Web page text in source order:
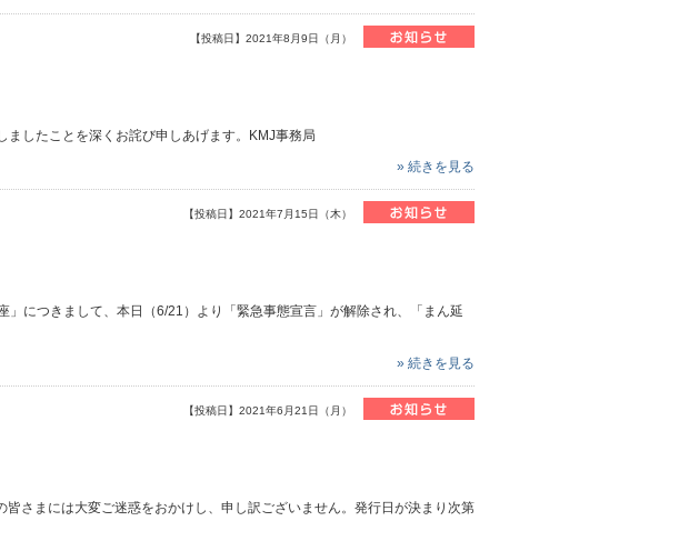
【投稿日】2021年8月9日（月）
ましたことを深くお詫び申しあげます。KMJ事務局
» 続きを見る
【投稿日】2021年7月15日（木）
につきまして、本日（6/21）より「緊急事態宣言」が解除され、「まん延
» 続きを見る
【投稿日】2021年6月21日（月）
さまには大変ご迷惑をおかけし、申し訳ございません。発行日が決まり次第